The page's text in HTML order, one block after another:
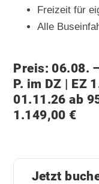
Freizeit für
Alle
Preis: 06.08.
P. im DZ | EZ
01.11.26 ab
1.149,00 €
Jetzt